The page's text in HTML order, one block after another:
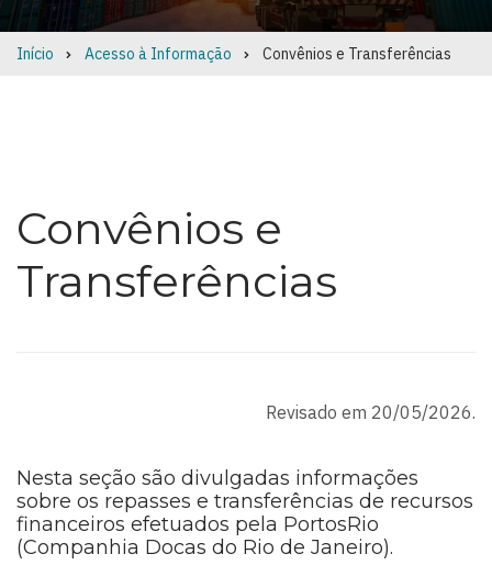
Breadcrumb
Início Acesso à Informação Convênios e Transferências
Convênios e
Transferências
Revisado em 20/05/2026.
Nesta seção são divulgadas informações
sobre os repasses e transferências de recursos
financeiros efetuados pela PortosRio
(Companhia Docas do Rio de Janeiro).